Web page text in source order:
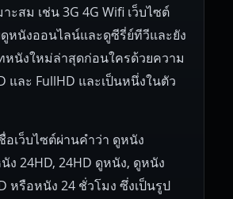
ะสม เช่น 3G 4G Wifi เว็บไซต์
ดูหนังออนไลน์และดูซีรี่ย์ทีวีและยัง
หนังใหม่ล่าสุดก่อนใครด้วยความ
และ FullHD และเป็นหนึ่งในตัว
เว็บไซต์ผ่านคำว่า ดูหนัง
ง 24HD, 24HD ดูหนัง, ดูหนัง
หรือหนัง 24 ชั่วโมง ซึ่งเป็นรูป